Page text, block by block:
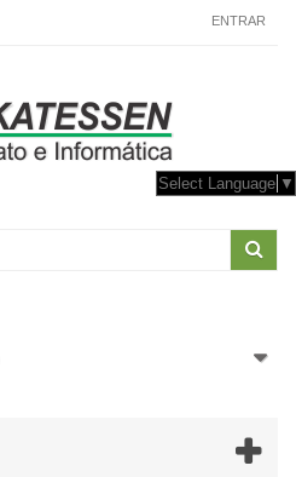
ENTRAR
Select Language ▼